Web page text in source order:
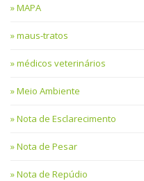
MAPA
maus-tratos
médicos veterinários
Meio Ambiente
Nota de Esclarecimento
Nota de Pesar
Nota de Repúdio